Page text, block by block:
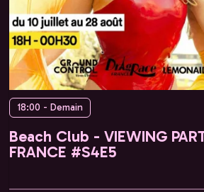
18:00 - Demain
Beach Club - VIEWING
FRANCE #S4E5